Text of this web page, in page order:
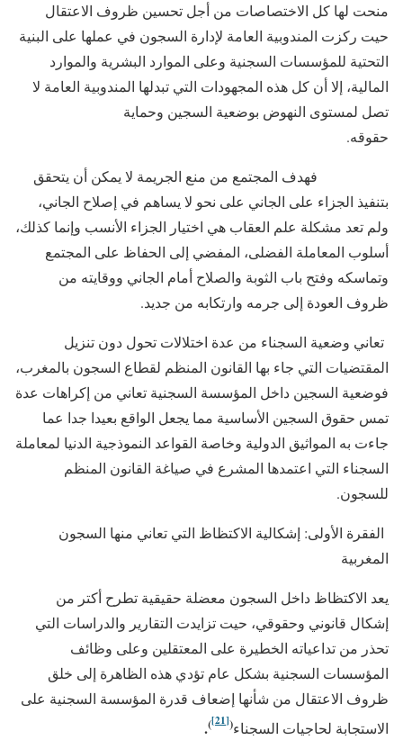
منحت لها كل الاختصاصات من أجل تحسين ظروف الاعتقال
حيت ركزت المندوبية العامة لإدارة السجون في عملها على البنية
التحتية للمؤسسات السجنية وعلى الموارد البشرية والموارد
المالية، إلا أن كل هذه المجهودات التي تبدلها المندوبية العامة لا
تصل لمستوى النهوض بوضعية السجين وحماية
حقوقه.
فهدف المجتمع من منع الجريمة لا يمكن أن يتحقق
بتنفيذ الجزاء على الجاني على نحو لا يساهم في إصلاح الجاني،
ولم تعد مشكلة علم العقاب هي اختيار الجزاء الأنسب وإنما كذلك،
أسلوب المعاملة الفضلى، المفضي إلى الحفاظ على المجتمع
وتماسكه وفتح باب الثوبة والصلاح أمام الجاني ووقايته من
ظروف العودة إلى جرمه وارتكابه من جديد.
تعاني وضعية السجناء من عدة اختلالات تحول دون تنزيل
المقتضيات التي جاء بها القانون المنظم لقطاع السجون بالمغرب،
فوضعية السجين داخل المؤسسة السجنية تعاني من إكراهات عدة
تمس حقوق السجين الأساسية مما يجعل الواقع بعيدا جدا عما
جاءت به المواثيق الدولية وخاصة القواعد النموذجية الدنيا لمعاملة
السجناء التي اعتمدها المشرع في صياغة القانون المنظم
للسجون.
الفقرة الأولى: إشكالية الاكتظاظ التي تعاني منها السجون
المغربية
يعد الاكتظاظ داخل السجون معضلة حقيقية تطرح أكتر من
إشكال قانوني وحقوقي، حيت تزايدت التقارير والدراسات التي
تحذر من تداعياته الخطيرة على المعتقلين وعلى وظائف
المؤسسات السجنية بشكل عام تؤدي هذه الظاهرة إلى خلق
ظروف الاعتقال من شأنها إضعاف قدرة المؤسسة السجنية على
الاستجابة لحاجيات السجناء(
[21]
)
.